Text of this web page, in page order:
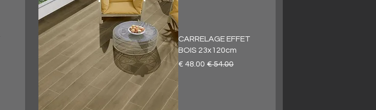
CARRELAGE EFFET
BOIS 23x120cm
سعر عاديسعر البيع